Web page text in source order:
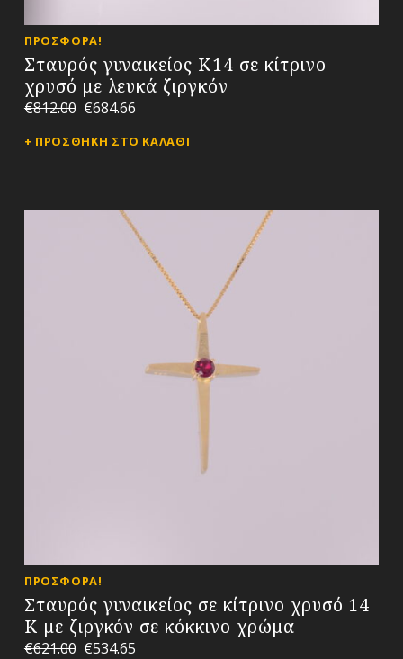
Σταυρός γυναικείος Κ14 σε κίτρινο
χρυσό με λευκά ζιργκόν
ΠΡΟΣΦΟΡΆ!
€812.00 €684.66
ΠΡΟΣΘΉΚΗ ΣΤΟ ΚΑΛΆΘΙ
Σταυρός γυναικείος σε κίτρινο χρυσό 14
Κ με ζιργκόν σε κόκκινο χρώμα
ΠΡΟΣΦΟΡΆ!
€621.00 €534.65